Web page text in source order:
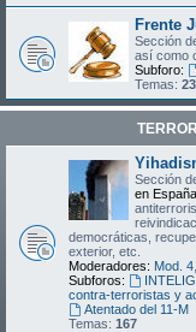
Frente
Sección
así como
Subforo:
Temas: 23
Sección
en España
democráticas,
exterior, etc.
Moderadores: Mod. 4
Subforos:
contra-terroristas y
Atentado del 11-M
Temas: 167